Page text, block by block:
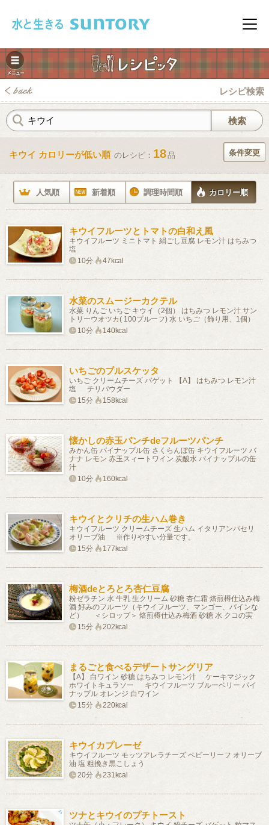
メニ
レシピ検索
キウイ カロリーが低い順 のレシピ： 18品 条件変更
人気順 新着順 調理時間順 カロリー順
キウイフルーツとトマトの白和え風
キウイフルーツ ミニトマト 絹ごし豆腐 レモン汁 はちみつ
塩
10分
47kcal
水菜のスムージーカクテル
水菜 りんご いちご キウイ（2個） はちみつ レモン汁 サン
トリーウオツカ( 100プルーフ) 水 いちご（飾り用、1個）
10分
140kcal
いちごのブルスケッタ
いちご クリームチーズ バゲット 【A】 はちみつ レモン汁
塩 チリパウダー
15分
158kcal
懐かしの赤玉パンチdeフルーツパンチ
みかん缶 パイナップル缶 さくらんぼ缶 キウイフルーツ バ
ナナ レモン 赤玉スィートワイン 炭酸水 パイナップルの缶
汁
10分
160kcal
キウイとクリチの生ハム巻き
キウイフルーツ クリームチーズ 生ハム イタリアンパセリ
オリーブ油 ※作りやすい分量です。
15分
177kcal
梅酒deとろとろ杏仁豆腐
粉ゼラチン 水 牛乳 生クリーム 砂糖 杏仁霜 焙煎樽仕込み梅
酒 好みのフルーツ（キウイフルーツ、マンゴー、パインな
ど） ＜シロップ＞ 焙煎樽仕込み梅酒 砂糖 水 クコの実
15分
202kcal
まるごと食べるデザートサングリア
【A】 白ワイン 砂糖 はちみつ レモン汁 ケーキマジック
ホワイトキュラソー キウイフルーツ ブルーベリー パイ
ナップル オレンジ 白ワイン
15分
220kcal
キウイカプレーゼ
キウイフルーツ モッツアレラチーズ ベビーリーフ オリーブ
油 塩 粗挽き黒こしょう
20分
231kcal
ツナとキウイのプチトースト